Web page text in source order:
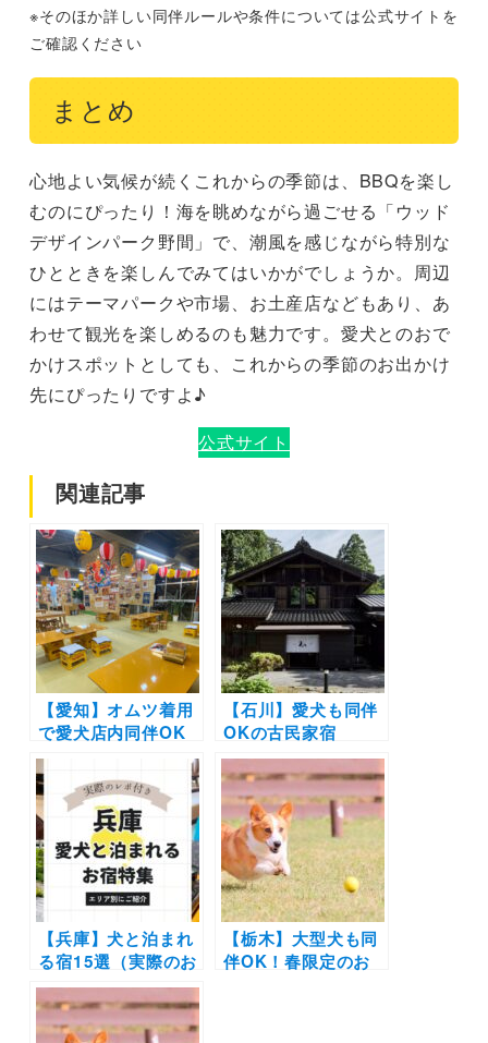
※そのほか詳しい同伴ルールや条件については公式サイトを
ご確認ください
まとめ
心地よい気候が続くこれからの季節は、BBQを楽し
むのにぴったり！海を眺めながら過ごせる「ウッド
デザインパーク野間」で、潮風を感じながら特別な
ひとときを楽しんでみてはいかがでしょうか。周辺
にはテーマパークや市場、お土産店などもあり、あ
わせて観光を楽しめるのも魅力です。愛犬とのおで
かけスポットとしても、これからの季節のお出かけ
先にぴったりですよ♪
公式サイト
関連記事
【愛知】オムツ着用
で愛犬店内同伴OK
の牡蠣小屋が「ウッ
ドデザインパーク野
間」に期間限定オー
プン！海沿いでフォ
トスポットも充実
【石川】愛犬も同伴
OKの古民家宿
「【YADO SEN －
仙－ KOMATSU】」
が2025年7月オープ
ン！プライベートサ
ウナを完備した棟
も！
【兵庫】犬と泊まれ
る宿15選（実際のお
でかけレポあり）神
戸や有馬温泉・丹波
などエリア別に紹介
【栃木】大型犬も同
伴OK！春限定のお